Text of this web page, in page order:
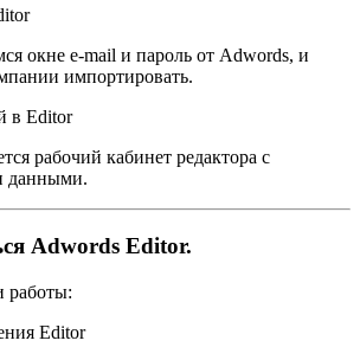
окне e-mail и пароль от Adwords, и
импортировать.
рабочий кабинет редактора с
данными.
Adwords Editor.
работы: